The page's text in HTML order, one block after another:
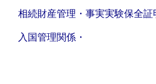
相続財産管理・事実実験保全証
入国管理関係・